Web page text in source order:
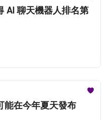
聊天機器人排名第
在今年夏天發布